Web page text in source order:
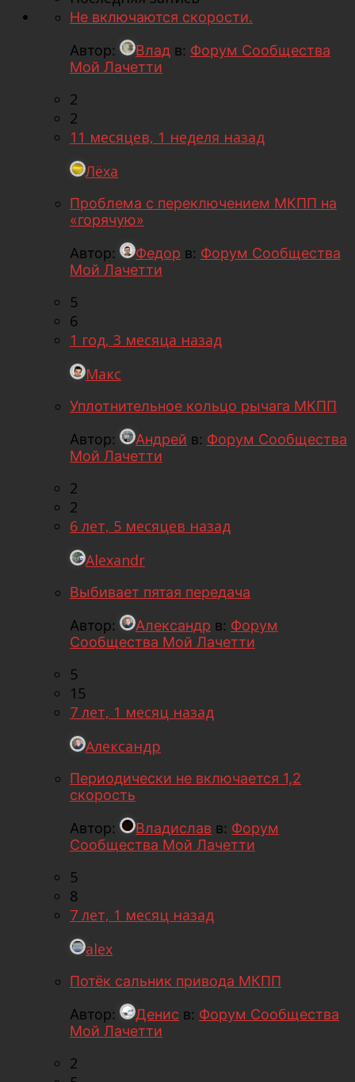
Не включаются скорости.
Автор:
Влад в: Форум Сообщества
Мой Лачетти
2
2
11 месяцев, 1 неделя назад
Лёха
Проблема с переключением МКПП на
«горячую»
Автор:
Федор в: Форум Сообщества
Мой Лачетти
5
6
1 год, 3 месяца назад
Макс
Уплотнительное кольцо рычага МКПП
Автор:
Андрей в: Форум Сообщества
Мой Лачетти
2
2
6 лет, 5 месяцев назад
Alexandr
Выбивает пятая передача
Автор:
Александр в: Форум
Сообщества Мой Лачетти
5
15
7 лет, 1 месяц назад
Александр
Периодически не включается 1,2
скорость
Автор:
Владислав в: Форум
Сообщества Мой Лачетти
5
8
7 лет, 1 месяц назад
alex
Потёк сальник привода МКПП
Автор:
Денис в: Форум Сообщества
Мой Лачетти
2